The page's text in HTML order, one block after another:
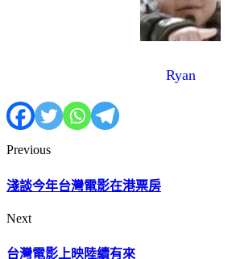
Ryan
Previous
淺談今年台灣電影在港票房
Next
台灣電影上映陸續有來